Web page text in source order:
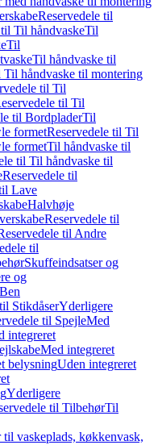
Reservedele til
Til håndvaskeTil
Til
Til håndvaske til
Til håndvaske til montering
til Til
til Til
til BordpladerTil
formetReservedele til Til
formetTil håndvaske til
til Til håndvaske til
Reservedele til
Lave
Halvhøje
Reservedele til
til Andre
til
Skuffeindsatser og
og
Ben
StikdåserYderligere
til SpejleMed
integreret
Med integreret
belysningUden integreret
Yderligere
til TilbehørTil
vaskeplads, køkkenvask,